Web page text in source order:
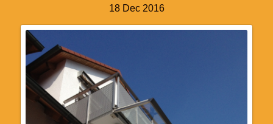
18 Dec 2016